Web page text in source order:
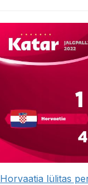
Horvaatia lülitas